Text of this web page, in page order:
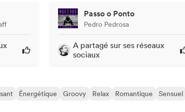
Passo o Ponto
Pedro Pedrosa
A partagé sur ses réseaux
sociaux
Énergétique Groovy Relax Romantique
Sensuel